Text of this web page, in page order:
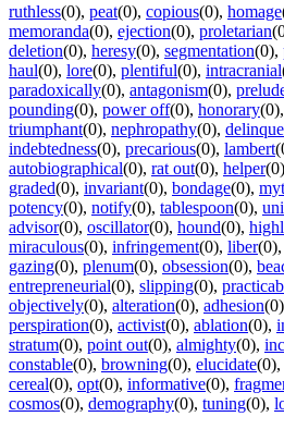
ruthless(0), peat(0), copious(0), homage
memoranda(0), ejection(0), proletarian
deletion(0), heresy(0), segmentation(0),
haul(0), lore(0), plentiful(0), intracranial
paradoxically(0), antagonism(0),
pounding(0), power off(0), honorary(0),
triumphant(0), nephropathy(0),
indebtedness(0), precarious(0), lambert
autobiographical(0), rat out(0), helper(0)
graded(0), invariant(0), bondage(0),
potency(0), notify(0), tablespoon(0),
advisor(0), oscillator(0), hound(0),
miraculous(0), infringement(0), liber(0),
gazing(0), plenum(0), obsession(0),
entrepreneurial(0), slipping(0),
objectively(0), alteration(0), adhesion(0)
perspiration(0), activist(0), ablation(0),
stratum(0), point out(0), almighty(0),
constable(0), browning(0), elucidate(0),
cereal(0), opt(0), informative(0),
cosmos(0), demography(0), tuning(0),